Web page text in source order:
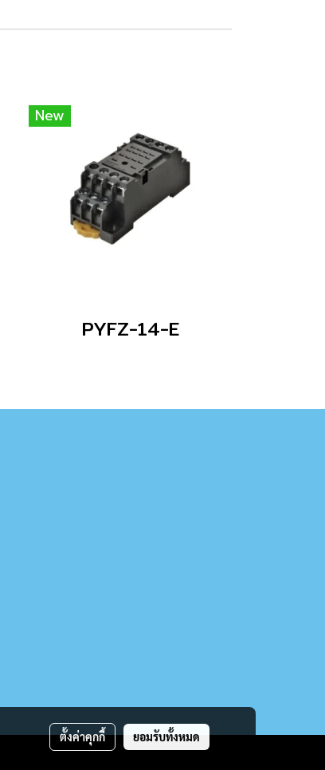
New
PYFZ-14-E
ตั้งค่าคุกกี้ ยอมรับทั้งหมด